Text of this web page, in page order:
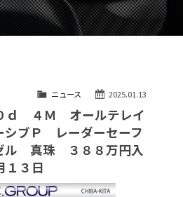
アクセスマップ
自動車保険
リクルート
スタッフblog
2025.01.13
ニュース
ｄ ４Ｍ オールテレイ
ブＰ レーダーセーフ
ル 真珠 ３８８万円入
１３日